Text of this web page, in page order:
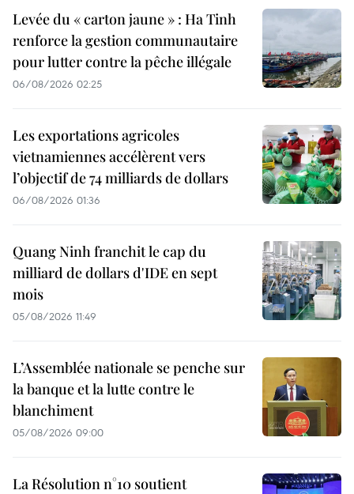
Levée du « carton jaune » : Ha Tinh
renforce la gestion communautaire
pour lutter contre la pêche illégale
06/08/2026 02:25
Les exportations agricoles
vietnamiennes accélèrent vers
l’objectif de 74 milliards de dollars
06/08/2026 01:36
Quang Ninh franchit le cap du
milliard de dollars d'IDE en sept
mois
05/08/2026 11:49
L’Assemblée nationale se penche sur
la banque et la lutte contre le
blanchiment
05/08/2026 09:00
La Résolution n°10 soutient